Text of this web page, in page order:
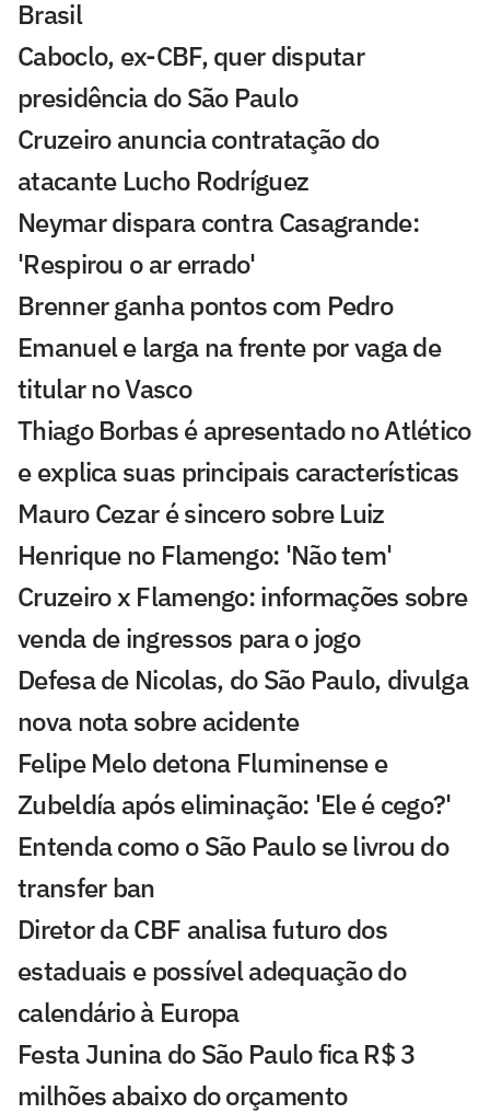
Brasil
Caboclo, ex-CBF, quer disputar
presidência do São Paulo
Cruzeiro anuncia contratação do
atacante Lucho Rodríguez
Neymar dispara contra Casagrande:
'Respirou o ar errado'
Brenner ganha pontos com Pedro
Emanuel e larga na frente por vaga de
titular no Vasco
Thiago Borbas é apresentado no Atlético
e explica suas principais características
Mauro Cezar é sincero sobre Luiz
Henrique no Flamengo: 'Não tem'
Cruzeiro x Flamengo: informações sobre
venda de ingressos para o jogo
Defesa de Nicolas, do São Paulo, divulga
nova nota sobre acidente
Felipe Melo detona Fluminense e
Zubeldía após eliminação: 'Ele é cego?'
Entenda como o São Paulo se livrou do
transfer ban
Diretor da CBF analisa futuro dos
estaduais e possível adequação do
calendário à Europa
Festa Junina do São Paulo fica R$ 3
milhões abaixo do orçamento